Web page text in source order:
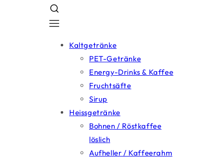
Kaltgetränke
PET-Getränke
Energy-Drinks & Kaffee
Fruchtsäfte
Sirup
Heissgetränke
Bohnen / Röstkaffee
löslich
Aufheller / Kaffeerahm